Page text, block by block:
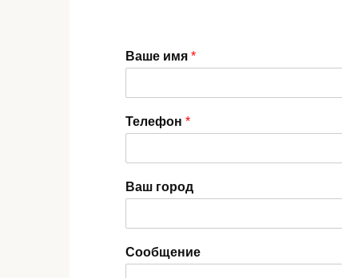
Ваше имя *
Телефон *
Ваш город
Сообщение